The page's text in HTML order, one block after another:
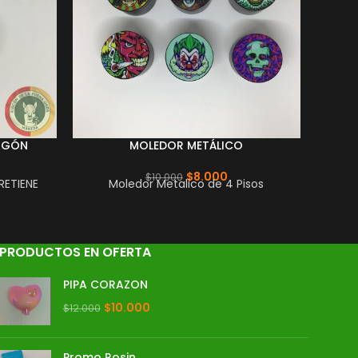
MOLEDOR METÁLICO
$10.000 $8.000
Moledor Metalico de 4 Pisos
EN OFERTA
PIPA CORAZON
$12.000 $10.000